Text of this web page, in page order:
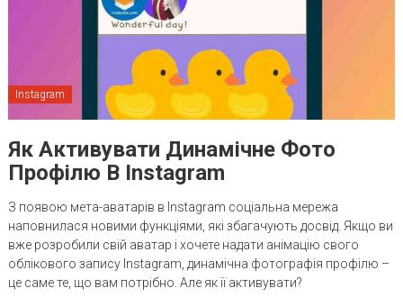
Instagram
Як Активувати Динамічне Фото
Профілю В Instagram
З появою мета-аватарів в Instagram соціальна мережа
наповнилася новими функціями, які збагачують досвід. Якщо ви
вже розробили свій аватар і хочете надати анімацію свого
облікового запису Instagram, динамічна фотографія профілю –
це саме те, що вам потрібно. Але як її активувати?